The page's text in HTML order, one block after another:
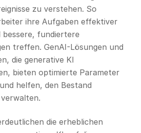
zu verstehen. So
ihre Aufgaben effektiver
bessere, fundiertere
treffen. GenAI-Lösungen und
die generative KI
bieten optimierte Parameter
helfen, den Bestand
die erheblichen